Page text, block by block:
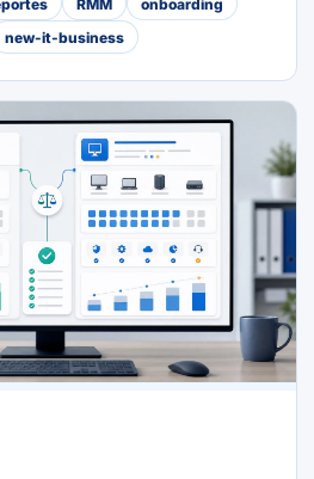
RMM
onboarding
new-it-business